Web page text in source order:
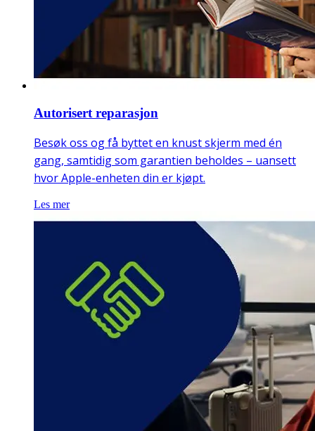
Autorisert reparasjon
Besøk oss og få byttet en knust skjerm med én
gang, samtidig som garantien beholdes – uansett
hvor Apple-enheten din er kjøpt.
Les mer